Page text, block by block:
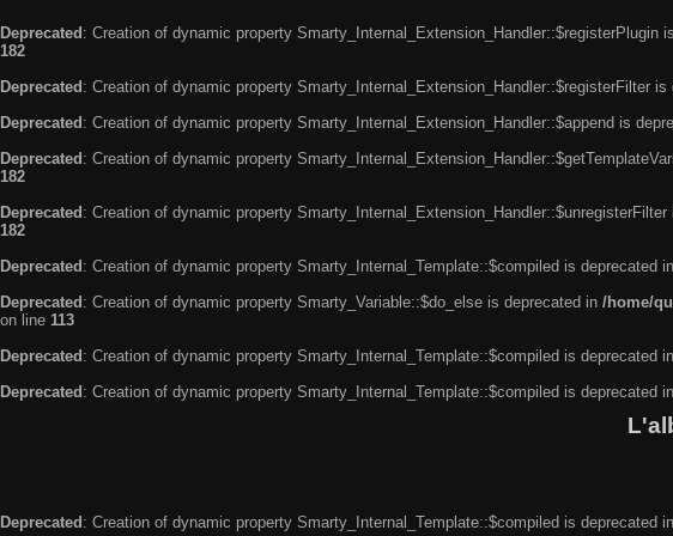
Deprecated : Creation of dynamic property Smarty_Internal_Extension_Handler::$registerPlugin
182
Deprecated : Creation of dynamic property Smarty_Internal_Extension_Handler::$registerFilter is
Deprecated : Creation of dynamic property Smarty_Internal_Extension_Handler::$append is
Deprecated : Creation of dynamic property
182
Deprecated : Creation of dynamic property
182
Deprecated : Creation of dynamic property Smarty_Internal_Template::$compiled is deprecated in
Deprecated : Creation of dynamic property Smarty_Variable::$do_else is deprecated in /home/
on line 113
Deprecated : Creation of dynamic property Smarty_Internal_Template::$compiled is deprecated in
Deprecated : Creation of dynamic property Smarty_Internal_Template::$compiled is deprecated in
Deprecated: Creation of dynamic property Smarty_Internal_Template::$compiled is deprecated in